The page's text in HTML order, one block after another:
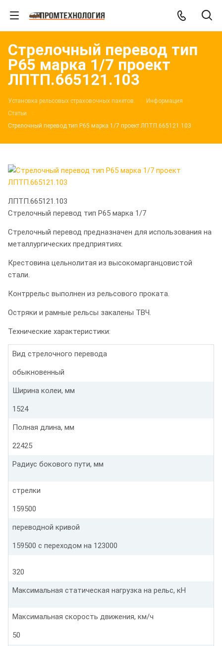
Стрелочный перевод тип
Р65 марка 1/7 проект
ЛПТП.665121.103
Установка рельсовых страховочных пакетов.
Информация
Статьи
Стрелочный перевод тип Р65 марка 1/7 проект ЛПТП.665121.103
ЛПТП.665121.103
Стрелочный перевод тип Р65 марка 1/7
Стрелочный перевод предназначен для использования на
металлургических предприятиях.
Крестовина цельнолитая из высокомарганцовистой
стали.
Контррельс выполнен из рельсового проката.
Остряки и рамные рельсы закалены ТВЧ.
Технические характеристики:
Вид стрелочного перевода
обыкновенный
Ширина колеи, мм
1524
Полная длина, мм
22425
Радиус бокового пути, мм
стрелки
159500
переводной кривой
159500 с переходом на 123000
320
Максимальная статическая нагрузка на рельс, кН
Максимальная скорость движения, км/ч
50